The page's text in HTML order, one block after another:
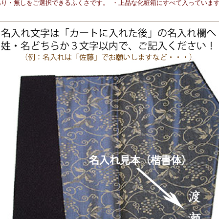
・無しをご選択できるふくさです。 ・上品な化粧箱にすべて入っていま